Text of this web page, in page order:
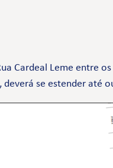
Cardeal Leme entre
se estender até